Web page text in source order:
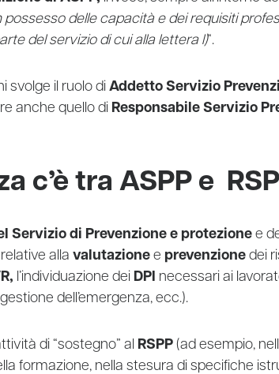
possesso delle capacità e dei requisiti
del servizio di cui alla lettera l)“.
svolge il ruolo di Addetto Servizio
anche quello di Responsabile Servizio
c’è tra ASPP e
Servizio di Prevenzione e protezione e
alla valutazione e prevenzione dei
l’individuazione dei DPI necessari ai
dell’emergenza, ecc.).
di “sostegno” al RSPP (ad esempio,
formazione, nella stesura di specifiche